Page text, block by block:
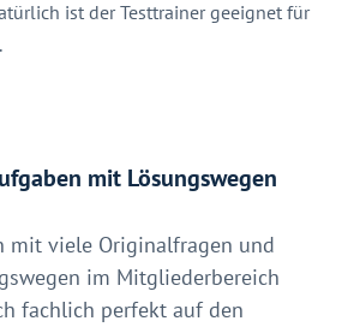
ist der Testtrainer geeignet für
mit Lösungswegen
mit viele Originalfragen und
im Mitgliederbereich
fachlich perfekt auf den